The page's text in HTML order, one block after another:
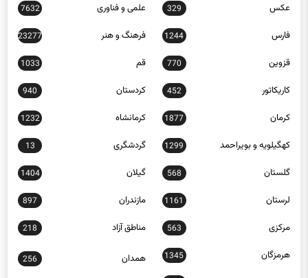
عکس 329 علمی و فناوری 7632
فارس 1244 فرهنگ و هنر 23277
قزوین 770 قم 1033
کاریکاتور 452 کردستان 940
کرمان 1877 کرمانشاه 1232
کهگیلویه و بویراحمد 1299 گردشگری 13
گلستان 568 گیلان 1404
لرستان 1161 مازندران 897
مرکزی 563 مناطق آزاد 218
هرمزگان 1345 همدان 256